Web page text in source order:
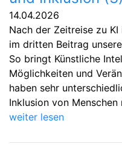
14.04.2026
Nach der Zeitreise zu
im dritten Beitrag
So bringt Künstliche
Möglichkeiten und
haben sehr
Inklusion von Menschen
weiter lesen